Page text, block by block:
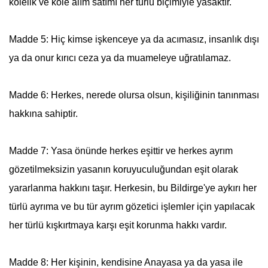
kölelik ve köle alım satımı her türlü biçimiyle yasaktır.
Madde 5: Hiç kimse işkenceye ya da acımasız, insanlık dışı
ya da onur kırıcı ceza ya da muameleye uğratılamaz.
Madde 6: Herkes, nerede olursa olsun, kişiliğinin tanınması
hakkına sahiptir.
Madde 7: Yasa önünde herkes eşittir ve herkes ayrım
gözetilmeksizin yasanın koruyuculuğundan eşit olarak
yararlanma hakkını taşır. Herkesin, bu Bildirge'ye aykırı her
türlü ayrıma ve bu tür ayrım gözetici işlemler için yapılacak
her türlü kışkırtmaya karşı eşit korunma hakkı vardır.
Madde 8: Her kişinin, kendisine Anayasa ya da yasa ile